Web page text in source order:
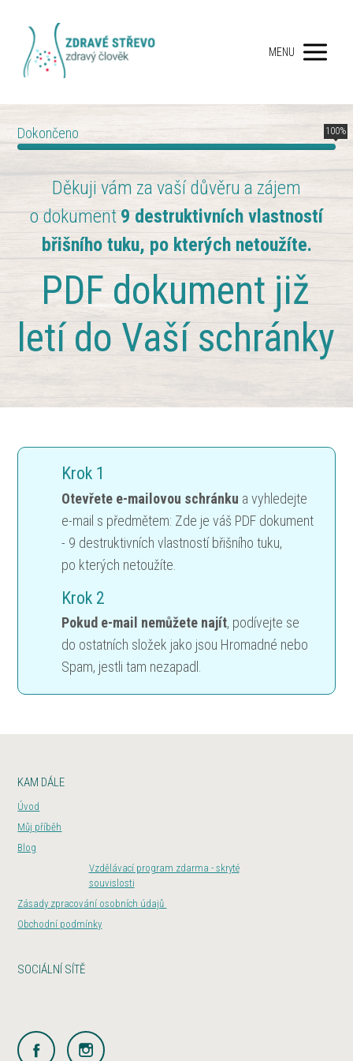
MENU
Dokončeno 100%
Děkuji vám za vaší důvěru a zájem
o dokument 9 destruktivních vlastností
břišního tuku, po kterých netoužíte.
PDF dokument již
letí do Vaší schránky
Krok 1
Otevřete e-mailovou schránku a vyhledejte
e-mail s předmětem: Zde je váš PDF dokument
- 9 destruktivních vlastností břišního tuku,
po kterých netoužíte.
Krok 2
Pokud e-mail nemůžete najít, podívejte se
do ostatních složek jako jsou Hromadné nebo
Spam, jestli tam nezapadl.
KAM DÁLE
Úvod
Můj příběh
Blog
Vzdělávací program zdarma - skryté
souvislosti
Zásady zpracování osobních údajů
Obchodní podmínky
SOCIÁLNÍ SÍTĚ